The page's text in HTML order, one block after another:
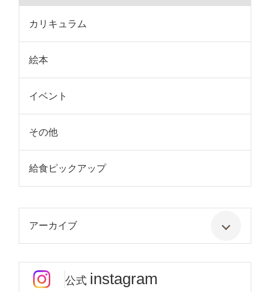
カリキュラム
絵本
イベント
その他
給食ピックアップ
アーカイブ
公式 instagram